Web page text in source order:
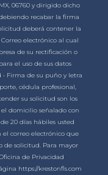
06760 y dirigido dicho
recabar la firma
deberá contener la
electrónico al cual
de su rectificación o
el uso de sus datos
• Firma de su puño y letra
cédula profesional,
su solicitud son los
domicilio señalado con
20 días hábiles usted
el correo electrónico que
de solicitud. Para mayor
de Privacidad
https://krestonfls.com